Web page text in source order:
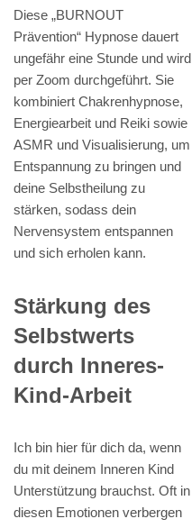
Diese „BURNOUT
Prävention“ Hypnose dauert
ungefähr eine Stunde und wird
per Zoom durchgeführt. Sie
kombiniert Chakrenhypnose,
Energiearbeit und Reiki sowie
ASMR und Visualisierung, um
Entspannung zu bringen und
deine Selbstheilung zu
stärken, sodass dein
Nervensystem entspannen
und sich erholen kann.
Stärkung des
Selbstwerts
durch Inneres-
Kind-Arbeit
Ich bin hier für dich da, wenn
du mit deinem Inneren Kind
Unterstützung brauchst. Oft in
diesen Emotionen verbergen